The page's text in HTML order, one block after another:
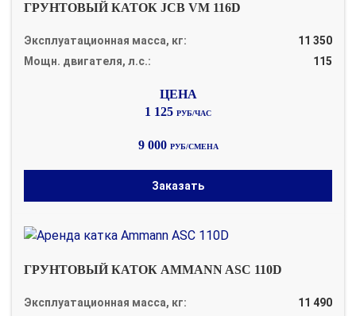
ГРУНТОВЫЙ КАТОК JCB VM 116D
Эксплуатационная масса, кг:
11 350
Мощн. двигателя, л.с.:
115
1 125 РУБ/ЧАС
9 000 РУБ/СМЕНА
Заказать
ГРУНТОВЫЙ КАТОК AMMANN ASC 110D
Эксплуатационная масса, кг:
11 490